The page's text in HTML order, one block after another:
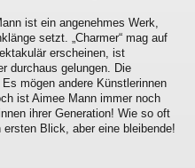
ist ein angenehmes Werk,
setzt. „Charmer“ mag auf
erscheinen, ist
durchaus gelungen. Die
mögen andere Künstlerinnen
ist Aimee Mann immer noch
ihrer Generation! Wie so oft
Blick, aber eine bleibende!